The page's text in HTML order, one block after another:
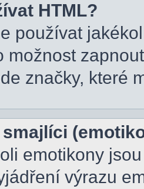
HTML?
používat
možnost
značky, které
emotikony
výrazu